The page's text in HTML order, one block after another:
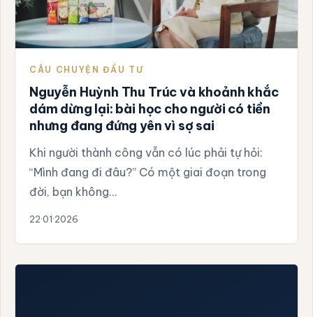
CÂU CHUYỆN ĐẦU TƯ
Nguyễn Huỳnh Thu Trúc và khoảnh khắc
dám dừng lại: bài học cho người có tiền
nhưng đang đứng yên vì sợ sai
Khi người thành công vẫn có lúc phải tự hỏi:
“Mình đang đi đâu?” Có một giai đoạn trong
đời, bạn không…
22·01·2026